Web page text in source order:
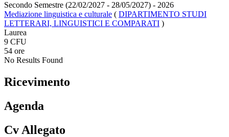
Secondo Semestre (22/02/2027 - 28/05/2027) - 2026
Mediazione linguistica e culturale ( DIPARTIMENTO STUDI
LETTERARI, LINGUISTICI E COMPARATI )
Laurea
9 CFU
54 ore
No Results Found
Ricevimento
Agenda
Cv Allegato